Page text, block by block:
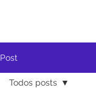
Post
Todos posts